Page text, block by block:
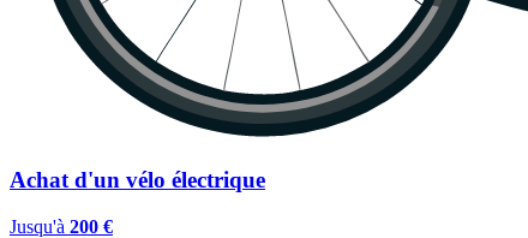
Achat d'un vélo électrique
Jusqu'à 200 €